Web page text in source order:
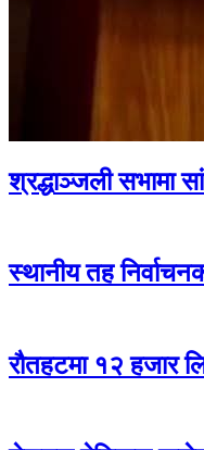
श्रद्धाञ्जली सभामा
स्थानीय तह
रौतहटमा १२ हजार